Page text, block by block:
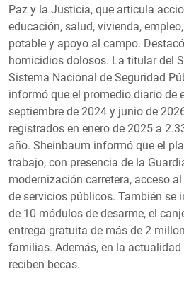
Paz y la Justicia, que articula
educación, salud, vivienda,
potable y apoyo al campo.
homicidios dolosos. La titular del
Sistema Nacional de Seguridad
informó que el promedio diario de
septiembre de 2024 y junio de
registrados en enero de 2025 a
año. Sheinbaum informó que el
trabajo, con presencia de la
modernización carretera, acceso
de servicios públicos. También se
de 10 módulos de desarme, el
entrega gratuita de más de 2
familias. Además, en la
reciben becas.